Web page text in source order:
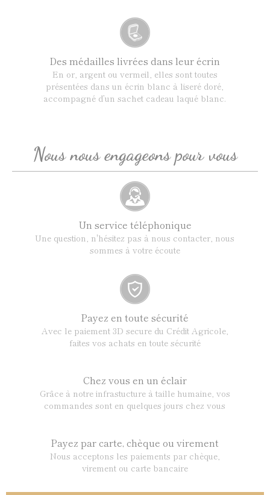
Des médailles livrées dans leur écrin
En or, argent ou vermeil, elles sont toutes
présentées dans un écrin blanc à liseré doré,
accompagné d’un sachet cadeau laqué blanc.
Nous nous engageons pour vous
Un service téléphonique
Une question, n'hésitez pas à nous contacter, nous
sommes à votre écoute
Payez en toute sécurité
Avec le paiement 3D secure du Crédit Agricole,
faites vos achats en toute sécurité
Chez vous en un éclair
Grâce à notre infrastucture à taille humaine, vos
commandes sont en quelques jours chez vous
Payez par carte, chèque ou virement
Nous acceptons les paiements par chèque,
virement ou carte bancaire